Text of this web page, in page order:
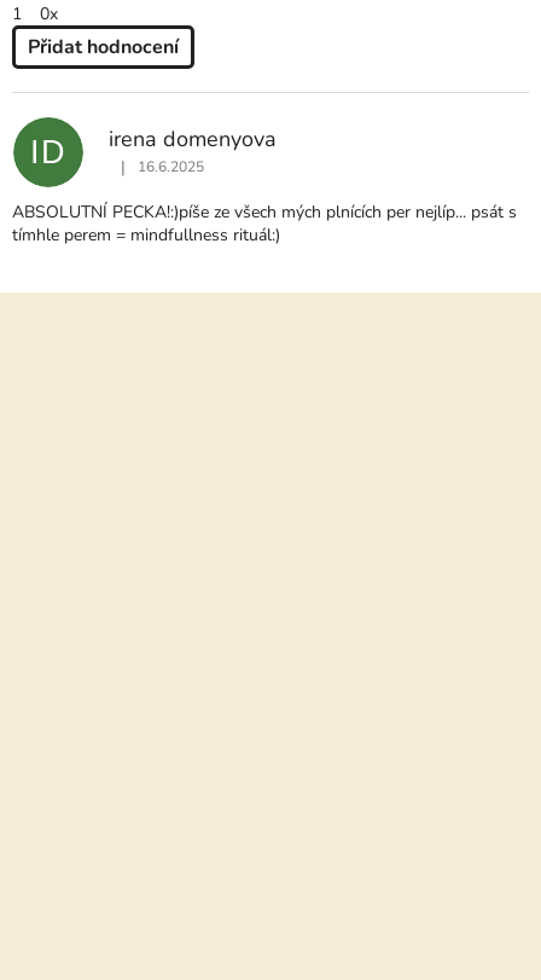
1
0x
Přidat hodnocení
P
I
S
H
O
D
O
ID irena domenyova
Hodnocení produktu je 5 z 5 hvězdiček.
| 16.6.2025
ABSOLUTNÍ PECKA!:)píše ze všech mých plnících per nejlíp... psát s
tímhle perem = mindfullness rituál:)